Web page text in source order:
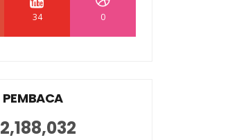
34 0
PEMBACA
2,188,032